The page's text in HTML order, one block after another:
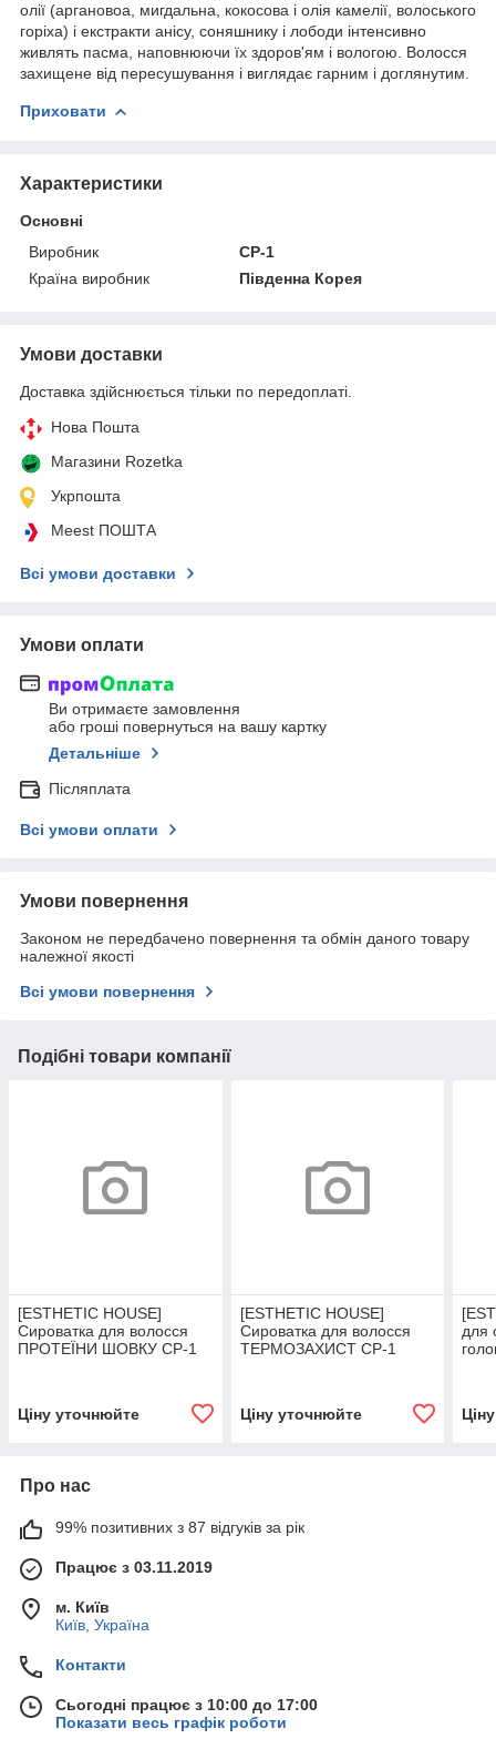
олії (аргановоа, мигдальна, кокосова і олія камелії, волоського
горіха) і екстракти анісу, соняшнику і лободи інтенсивно
живлять пасма, наповнюючи їх здоров'ям і вологою. Волосся
захищене від пересушування і виглядає гарним і доглянутим.
Приховати
Характеристики
Основні
Виробник
CP-1
Країна виробник
Південна Корея
Умови доставки
Доставка здійснюється тільки по передоплаті.
Нова Пошта
Магазини Rozetka
Укрпошта
Meest ПОШТА
Всі умови доставки
Умови оплати
Ви отримаєте замовлення
або гроші повернуться на вашу картку
Детальніше
Післяплата
Всі умови оплати
Умови повернення
Законом не передбачено повернення та обмін даного товару
належної якості
Всі умови повернення
Подібні товари компанії
[ESTHETIC HOUSE]
Сироватка для волосся
ПРОТЕЇНИ ШОВКУ CP-1
Ціну уточнюйте
[ESTHETIC HOUSE]
Сироватка для волосся
ТЕРМОЗАХИСТ CP-1
Ціну уточнюйте
для
Про нас
99% позитивних з 87 відгуків за рік
Працює з 03.11.2019
м. Київ
Київ, Україна
Контакти
Сьогодні працює з 10:00 до 17:00
Показати весь графік роботи